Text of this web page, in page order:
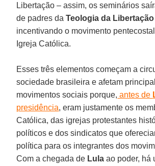
Libertação – assim, os seminários
de padres daTeologia da Libertação
incentivando o movimento
Igreja Católica.
Esses três elementos começam a
sociedade brasileira e afetam
movimentos sociais porque, antes de
presidência, eram justamente os
Católica, das igrejas protestantes
políticos e dos sindicatos que
política para os integrantes dos
Com a chegada de Lulaao poder, há